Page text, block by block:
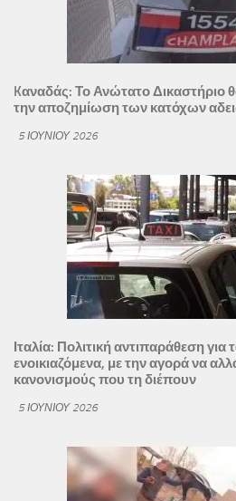
Kαναδάς: Το Ανώτατο Δικαστήριο
την αποζημίωση των κατόχων
5 ΙΟΥΝΊΟΥ 2026
Ιταλία: Πολιτική αντιπαράθεση για
ενοικιαζόμενα, με την αγορά να
κανονισμούς που τη διέπουν
5 ΙΟΥΝΊΟΥ 2026